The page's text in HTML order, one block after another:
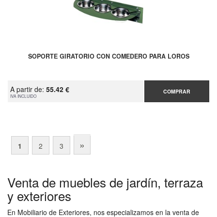
SOPORTE GIRATORIO CON COMEDERO PARA LOROS
A partir de: 55.42 €
IVA INCLUIDO
COMPRAR
1 2 3 »
Venta de muebles de jardín, terraza
y exteriores
En Mobiliario de Exteriores, nos especializamos en la venta de